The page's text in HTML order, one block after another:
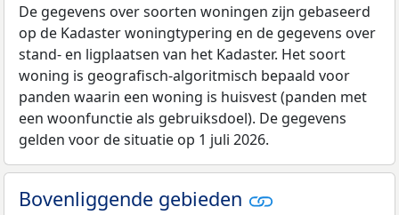
De gegevens over soorten woningen zijn gebaseerd
op de Kadaster woningtypering en de gegevens over
stand- en ligplaatsen van het Kadaster. Het soort
woning is geografisch-algoritmisch bepaald voor
panden waarin een woning is huisvest (panden met
een woonfunctie als gebruiksdoel). De gegevens
gelden voor de situatie op 1 juli 2026.
Bovenliggende gebieden